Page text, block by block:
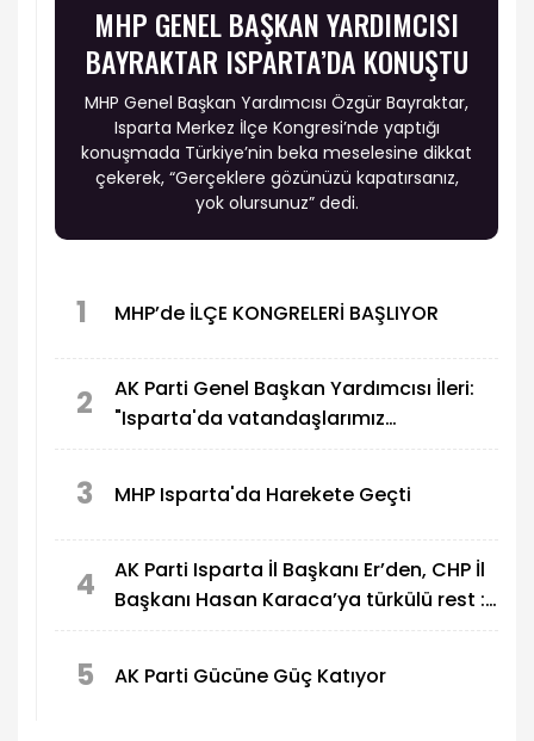
MHP GENEL BAŞKAN YARDIMCISI
BAYRAKTAR ISPARTA’DA KONUŞTU
MHP Genel Başkan Yardımcısı Özgür Bayraktar,
Isparta Merkez İlçe Kongresi’nde yaptığı
konuşmada Türkiye’nin beka meselesine dikkat
çekerek, “Gerçeklere gözünüzü kapatırsanız,
yok olursunuz” dedi.
1 MHP’de İLÇE KONGRELERİ BAŞLIYOR
2
AK Parti Genel Başkan Yardımcısı İleri:
"Isparta'da vatandaşlarımız
3 MHP Isparta'da Harekete Geçti
4
AK Parti Isparta İl Başkanı Er’den, CHP İl
Başkanı Hasan Karaca’ya türkülü rest :
5 AK Parti Gücüne Güç Katıyor